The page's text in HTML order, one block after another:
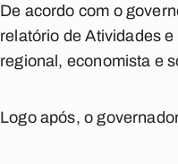
De acordo com o
relatório de Atividades
regional, economista e
Logo após, o